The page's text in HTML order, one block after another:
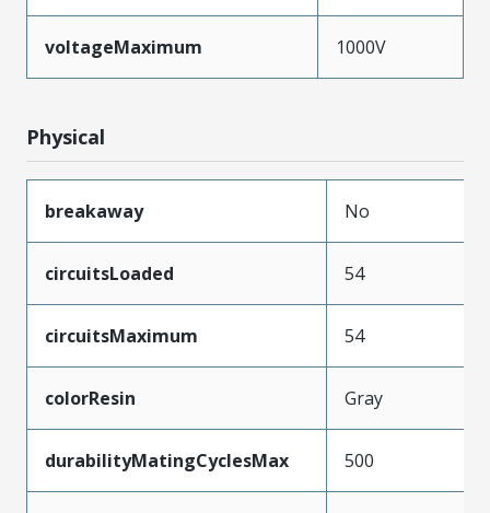
voltageMaximum 1000V
Physical
breakaway No
circuitsLoaded 54
circuitsMaximum 54
colorResin Gray
durabilityMatingCyclesMax 500